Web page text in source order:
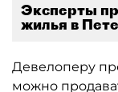
Эксперты
жилья в
Девелоперу
можно